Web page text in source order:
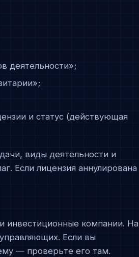
деятельности»;
и статус (действующая
виды деятельности и
Если лицензия аннулирована
инвестиционные компании. На
Если вы
— проверьте его там.